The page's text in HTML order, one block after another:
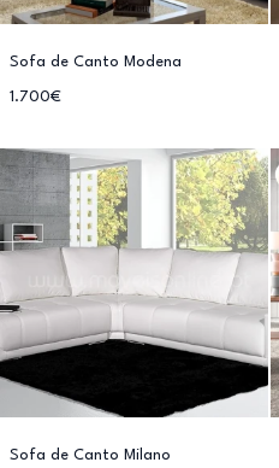
Sofa de Canto Modena
1.700€
Sofa de Canto Milano